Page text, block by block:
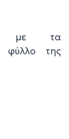
με τα
φύλλο της